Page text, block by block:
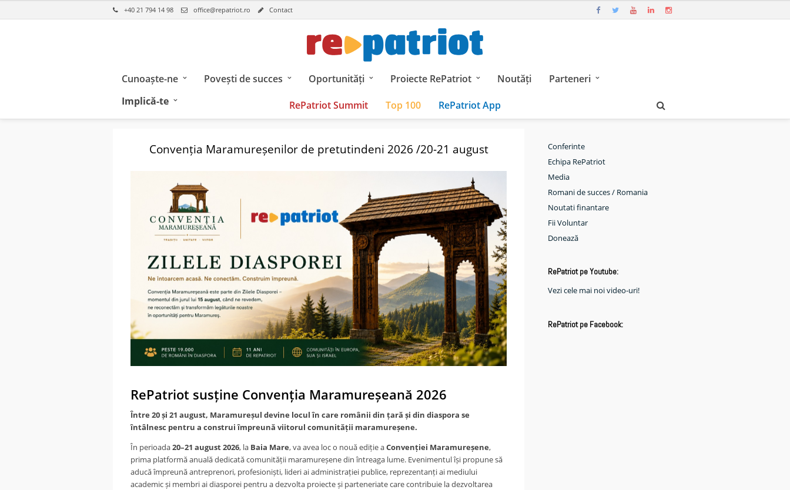
+40 21 794 14 98 office@repatriot.ro Contact
Cunoaște-ne Povești de succes Oportunități Proiecte RePatriot Noutăți
Parteneri
Implică-te
RePatriot Summit Top 100 RePatriot App
Convenția Maramureșenilor de pretutindeni 2026 /20-21 august
RePatriot susține Convenția Maramureșeană 2026
Între 20 și 21 august, Maramureșul devine locul în care românii din țară și din diaspora se
întâlnesc pentru a construi împreună viitorul comunității maramureșene.
În perioada20–21 august 2026, la Baia Mare, va avea loc o nouă ediție aConvenției Maramureșene,
prima platformă anuală dedicată comunității maramureșene din întreaga lume. Evenimentul își propune să
aducă împreună antreprenori, profesioniști, lideri ai administrației publice, reprezentanți ai mediului
academic și membri ai diasporei pentru a dezvolta proiecte și parteneriate care contribuie la dezvoltarea
Conferinte
Echipa RePatriot
Media
Romani de succes / Romania
Noutati finantare
Fii Voluntar
Donează
RePatriot pe Youtube:
Vezi cele mai noi video-uri!
RePatriot pe Facebook: